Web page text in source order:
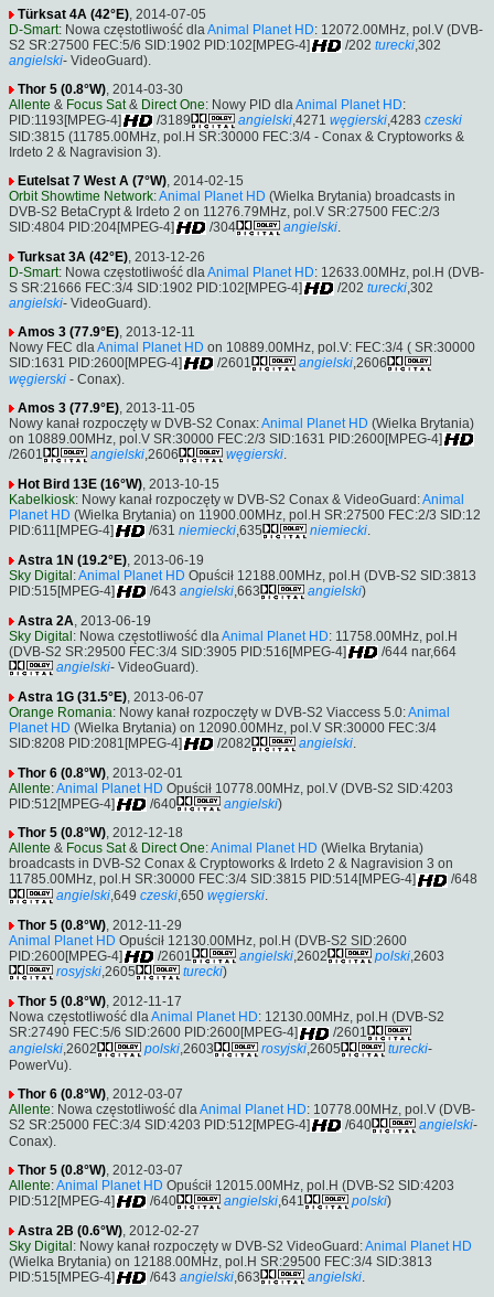
Türksat 4A (42°E) , 2014-07-05
D-Smart: Nowa częstotliwość dla Animal Planet HD: 12072.00MHz, pol.V (DVB-
S2 SR:27500 FEC:5/6 SID:1902 PID:102[MPEG-4]
/202 turecki ,302
angielski- VideoGuard).
Thor 5 (0.8°W), 2014-03-30
Allente & Focus Sat& Direct One: Nowy PID dlaAnimal Planet HD:
PID:1193[MPEG-4]
/3189 angielski,4271 węgierski,4283 czeski
SID:3815 (11785.00MHz, pol.H SR:30000 FEC:3/4 - Conax & Cryptoworks &
Irdeto 2 & Nagravision 3).
Eutelsat 7 West A (7°W) , 2014-02-15
Orbit Showtime Network:Animal Planet HD (Wielka Brytania) broadcasts in
DVB-S2 BetaCrypt & Irdeto 2 on 11276.79MHz, pol.V SR:27500 FEC:2/3
SID:4804 PID:204[MPEG-4]
/304 angielski
Turksat 3A (42°E) , 2013-12-26
D-Smart: Nowa częstotliwość dla Animal Planet HD: 12633.00MHz, pol.H (DVB-
S SR:21666 FEC:3/4 SID:1902 PID:102[MPEG-4]
/202 turecki ,302
angielski- VideoGuard).
Amos 3 (77.9°E), 2013-12-11
Nowy FEC dlaAnimal Planet HD on 10889.00MHz, pol.V: FEC:3/4 ( SR:30000
SID:1631 PID:2600[MPEG-4]
/2601 angielski,2606
węgierski - Conax).
Amos 3 (77.9°E) , 2013-11-05
Nowy kanał rozpoczęty w DVB-S2 Conax:Animal Planet HD (Wielka Brytania)
on 10889.00MHz, pol.V SR:30000 FEC:2/3 SID:1631 PID:2600[MPEG-4]
/2601
angielski,2606 węgierski.
Hot Bird 13E (16°W), 2013-10-15
Kabelkiosk: Nowy kanał rozpoczęty w DVB-S2 Conax & VideoGuard:Animal
Planet HD (Wielka Brytania) on 11900.00MHz, pol.H SR:27500 FEC:2/3 SID:12
PID:611[MPEG-4]
/631 niemiecki,635 niemiecki.
Astra 1N (19.2°E) , 2013-06-19
Sky Digital:Animal Planet HD Opuścił 12188.00MHz, pol.H (DVB-S2 SID:3813
PID:515[MPEG-4]
/643 angielski ,663 angielski)
Astra 2A , 2013-06-19
Sky Digital: Nowa częstotliwość dla Animal Planet HD: 11758.00MHz, pol.H
(DVB-S2 SR:29500 FEC:3/4 SID:3905 PID:516[MPEG-4]
/644 nar,664
angielski- VideoGuard).
Astra 1G (31.5°E) , 2013-06-07
Orange Romania: Nowy kanał rozpoczęty w DVB-S2 Viaccess 5.0:Animal
Planet HD (Wielka Brytania) on 12090.00MHz, pol.V SR:30000 FEC:3/4
SID:8208 PID:2081[MPEG-4]
/2082 angielski
Thor 6 (0.8°W) , 2013-02-01
Allente:Animal Planet HD Opuścił 10778.00MHz, pol.V (DVB-S2 SID:4203
PID:512[MPEG-4]
/640 angielski)
Thor 5 (0.8°W), 2012-12-18
Allente & Focus Sat& Direct One:Animal Planet HD (Wielka Brytania)
broadcasts in DVB-S2 Conax & Cryptoworks & Irdeto 2 & Nagravision 3 on
11785.00MHz, pol.H SR:30000 FEC:3/4 SID:3815 PID:514[MPEG-4]
/648
angielski ,649 czeski ,650 węgierski
Thor 5 (0.8°W) , 2012-11-29
Animal Planet HD Opuścił 12130.00MHz, pol.H (DVB-S2 SID:2600
PID:2600[MPEG-4]
/2601 angielski ,2602 polski ,2603
rosyjski,2605 turecki)
Thor 5 (0.8°W), 2012-11-17
Nowa częstotliwość dlaAnimal Planet HD: 12130.00MHz, pol.H (DVB-S2
SR:27490 FEC:5/6 SID:2600 PID:2600[MPEG-4]
/2601
angielski,2602 polski,2603 rosyjski,2605 turecki-
PowerVu).
Thor 6 (0.8°W), 2012-03-07
Allente: Nowa częstotliwość dlaAnimal Planet HD: 10778.00MHz, pol.V (DVB-
S2 SR:25000 FEC:3/4 SID:4203 PID:512[MPEG-4]
/640 angielski-
Conax).
Thor 5 (0.8°W) , 2012-03-07
Allente:Animal Planet HD Opuścił 12015.00MHz, pol.H (DVB-S2 SID:4203
PID:512[MPEG-4]
/640 angielski ,641 polski)
Astra 2B (0.6°W) , 2012-02-27
Sky Digital: Nowy kanał rozpoczęty w DVB-S2 VideoGuard:Animal Planet HD
(Wielka Brytania) on 12188.00MHz, pol.H SR:29500 FEC:3/4 SID:3813
PID:515[MPEG-4]
/643 angielski ,663 angielski